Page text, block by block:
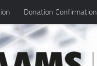
Donation Confirmation